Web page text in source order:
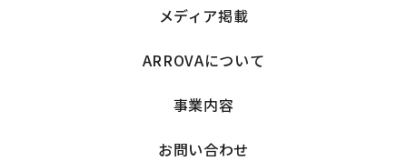
メディア掲載
ARROVAについて
事業内容
お問い合わせ